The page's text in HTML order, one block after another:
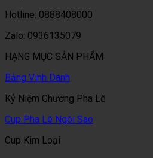
Hotline: 0888408000
Zalo: 0936135079
HẠNG MỤC SẢN PHẨM
Bảng Vinh Danh
Kỷ Niệm Chương Pha Lê
Cup Pha Lê Ngôi Sao
Cup Kim Loại